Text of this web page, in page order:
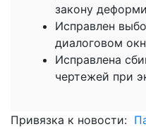
закону
Исправлен
диалоговом
Исправлена
чертежей при
Привязка к новости: